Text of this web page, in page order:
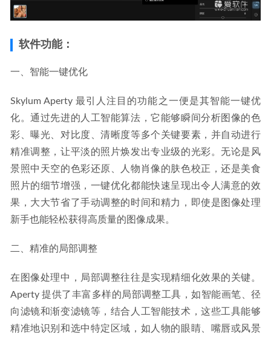
软件功能：
一、智能一键优化
Skylum Aperty 最引人注目的功能之一便是其智能一键优
化。通过先进的人工智能算法，它能够瞬间分析图像的色
彩、曝光、对比度、清晰度等多个关键要素，并自动进行
精准调整，让平淡的照片焕发出专业级的光彩。无论是风
景照中天空的色彩还原、人物肖像的肤色校正，还是美食
照片的细节增强，一键优化都能快速呈现出令人满意的效
果，大大节省了手动调整的时间和精力，即使是图像处理
新手也能轻松获得高质量的图像成果。
二、精准的局部调整
在图像处理中，局部调整往往是实现精细化效果的关键。
Aperty 提供了丰富多样的局部调整工具，如智能画笔、径
向滤镜和渐变滤镜等，结合人工智能技术，这些工具能够
精准地识别和选中特定区域，如人物的眼睛、嘴唇或风景